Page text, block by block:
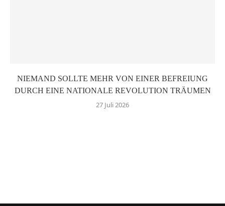
NIEMAND SOLLTE MEHR VON EINER BEFREIUNG
DURCH EINE NATIONALE REVOLUTION TRÄUMEN
27 Juli 2026